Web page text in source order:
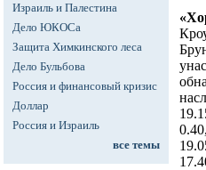
Израиль и Палестина
Дело ЮКОСа
Защита Химкинского леса
Дело Бульбова
Россия и финансовый кризис
Доллар
Россия и Израиль
все темы
0.40,